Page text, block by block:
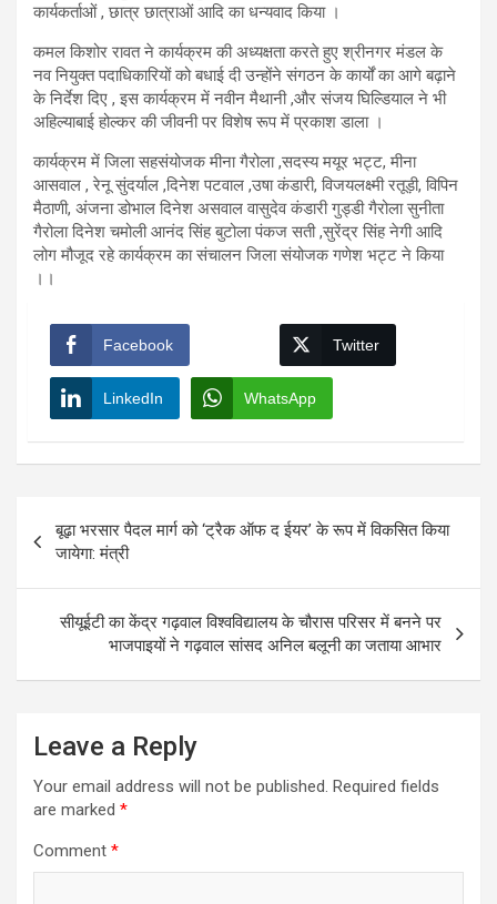
कार्यकर्ताओं , छात्र छात्राओं आदि का धन्यवाद किया ।
कमल किशोर रावत ने कार्यक्रम की अध्यक्षता करते हुए श्रीनगर मंडल के
नव नियुक्त पदाधिकारियों को बधाई दी उन्होंने संगठन के कार्यों का आगे बढ़ाने
के निर्देश दिए , इस कार्यक्रम में नवीन मैथानी ,और संजय घिल्डियाल ने भी
अहिल्याबाई होल्कर की जीवनी पर विशेष रूप में प्रकाश डाला ।
कार्यक्रम में जिला सहसंयोजक मीना गैरोला ,सदस्य मयूर भट्ट, मीना
आसवाल , रेनू सुंदर्याल ,दिनेश पटवाल ,उषा कंडारी, विजयलक्ष्मी रतूड़ी, विपिन
मैठाणी, अंजना डोभाल दिनेश असवाल वासुदेव कंडारी गुड्डी गैरोला सुनीता
गैरोला दिनेश चमोली आनंद सिंह बुटोला पंकज सती ,सुरेंद्र सिंह नेगी आदि
लोग मौजूद रहे कार्यक्रम का संचालन जिला संयोजक गणेश भट्ट ने किया
।।
Facebook Twitter
LinkedIn WhatsApp
navigation
बूढ़ा भरसार पैदल मार्ग को ‘ट्रैक ऑफ द ईयर’ के रूप में विकसित किया
जायेगा: मंत्री
सीयूईटी का केंद्र गढ़वाल विश्वविद्यालय के चौरास परिसर में बनने पर
भाजपाइयों ने गढ़वाल सांसद अनिल बलूनी का जताया आभार
Leave a Reply
Your email address will not be published. Required fields
are marked *
Comment *